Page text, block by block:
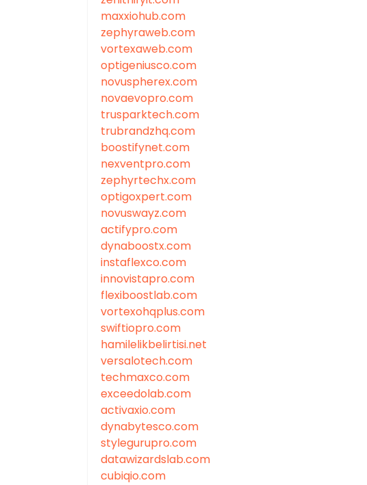
maxxiohub.com
zephyraweb.com
vortexaweb.com
optigeniusco.com
novuspherex.com
novaevopro.com
trusparktech.com
trubrandzhq.com
boostifynet.com
nexventpro.com
zephyrtechx.com
optigoxpert.com
novuswayz.com
actifypro.com
dynaboostx.com
instaflexco.com
innovistapro.com
flexiboostlab.com
vortexohqplus.com
swiftiopro.com
hamilelikbelirtisi.net
versalotech.com
techmaxco.com
exceedolab.com
activaxio.com
dynabytesco.com
stylegurupro.com
datawizardslab.com
cubiqio.com